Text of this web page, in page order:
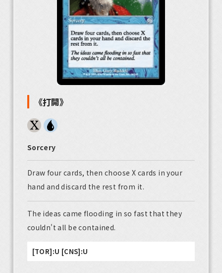
《打開》
Sorcery
Draw four cards, then choose X cards in your
hand and discard the rest from it.
The ideas came flooding in so fast that they
couldn't all be contained.
[TOR]:U [CNS]:U